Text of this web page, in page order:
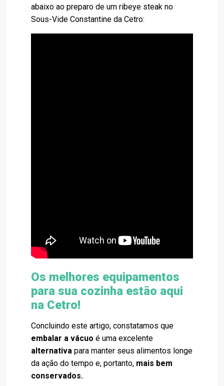
abaixo ao preparo de um ribeye steak no
Sous-Vide Constantine da Cetro:
Os melhores equipamentos
para sua cozinha estão aqui
na Cetro!
Concluindo este artigo, constatamos que
embalar a vácuo é uma excelente
alternativa para manter seus alimentos longe
da ação do tempo e, portanto, mais bem
conservados.